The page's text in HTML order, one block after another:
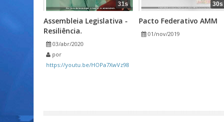
31s
Assembleia Legislativa -
Resiliência.
03/abr/2020
por
https://youtu.be/HOPa7XwVz98
30s
Pacto Federativo AMM
01/nov/2019